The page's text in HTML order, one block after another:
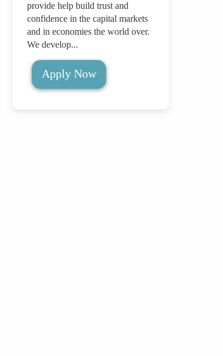
provide help build trust and
confidence in the capital markets
and in economies the world over.
We develop...
Apply Now